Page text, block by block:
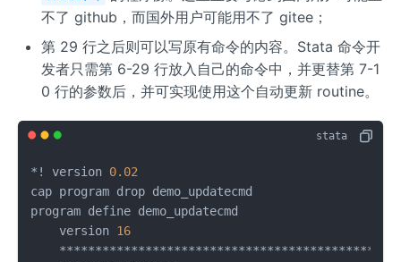
不了 github，而国外用户可能用不了 gitee；
第 29 行之后则可以写原有命令的内容。Stata 命令开
发者只需第 6-29 行放入自己的命令中，并更替第 7-1
0 行的参数后，并可实现使用这个自动更新 routine。
*! version 0.02
cap program drop demo_updatecmd
program define demo_updatecmd
    version
16
    **********************************************